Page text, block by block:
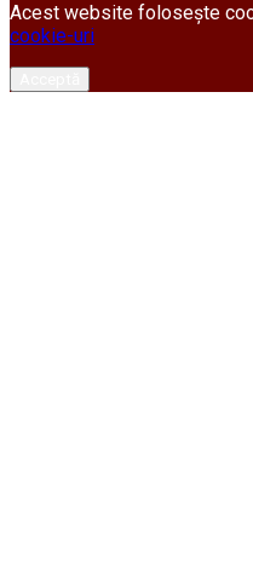
Acest website folosește
cookie-uri